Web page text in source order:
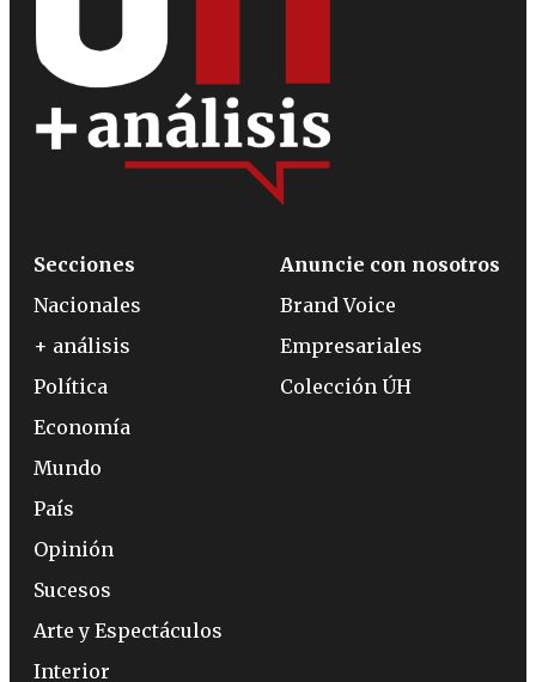
Secciones
Nacionales
+ análisis
Política
Economía
Mundo
País
Opinión
Sucesos
Arte y Espectáculos
Interior
Anuncie con nosotros
Brand Voice
Empresariales
Colección ÚH